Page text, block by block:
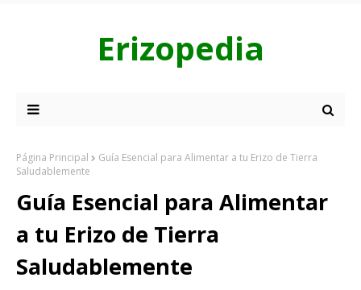
Erizopedia
Página Principal
Guía Esencial para Alimentar a tu Erizo de Tierra
Saludablemente
Guía Esencial para Alimentar
a tu Erizo de Tierra
Saludablemente